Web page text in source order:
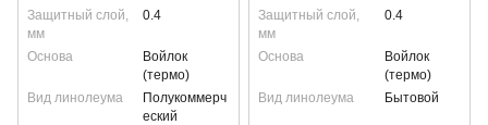
Защитный слой,
мм
0.4
Основа
Войлок
(термо)
Вид линолеума
Полукоммерч
еский
Защитный слой,
мм
0.4
Основа
Войлок
(термо)
Вид линолеума
Бытовой